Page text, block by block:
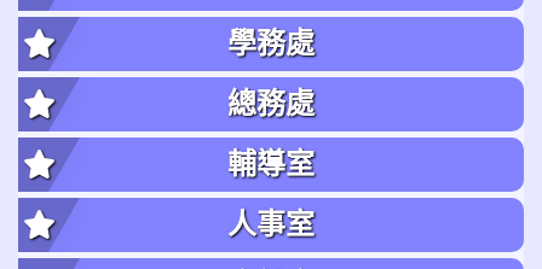
學務處
總務處
輔導室
人事室